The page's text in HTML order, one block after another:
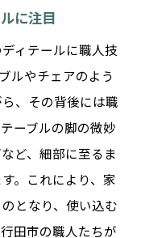
なインテリア
デザイン
の実現へ
へのこだわり
のデザインバリ
オリジナル空間
に注目
ィテールに職人技
ルやチェアのよう
、その背後には職
ーブルの脚の微妙
ど、細部に至るま
。これにより、家
となり、使い込む
田市の職人たちが